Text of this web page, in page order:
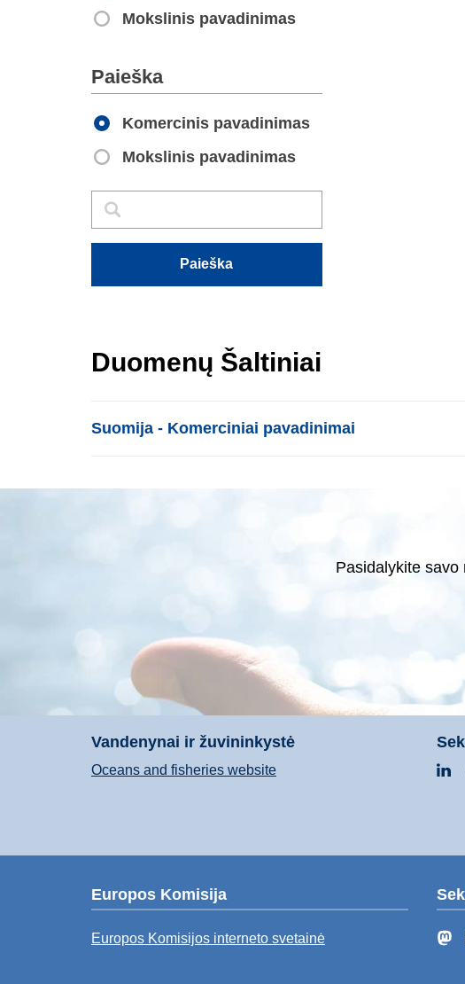
Mokslinis pavadinimas
Paieška
Komercinis pavadinimas
Mokslinis pavadinimas
Paieška
Paieška
Paieška
Duomenų Šaltiniai
List item
Suomija - Komerciniai pavadinimai
Pasidalykite savo
Vandenynai ir žuvininkystė
Oceans and fisheries website
Europos Komisija
Europos Komisijos interneto svetainė